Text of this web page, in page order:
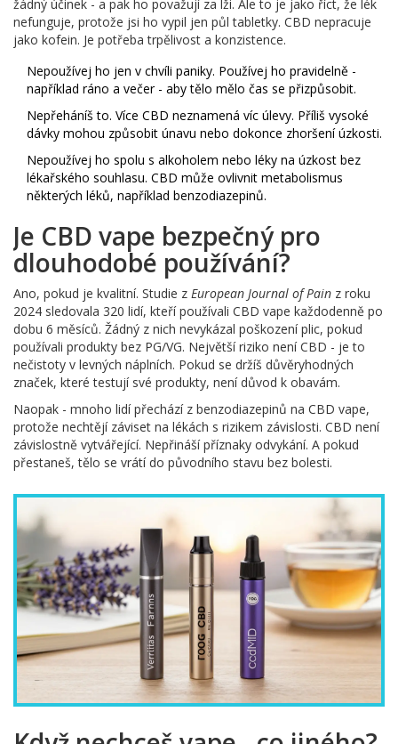
žádný účinek - a pak ho považují za lži. Ale to je jako říct, že lék
nefunguje, protože jsi ho vypil jen půl tabletky. CBD nepracuje
jako kofein. Je potřeba trpělivost a konzistence.
Nepoužívej ho jen v chvíli paniky. Používej ho pravidelně -
například ráno a večer - aby tělo mělo čas se přizpůsobit.
Nepřeháníš to. Více CBD neznamená víc úlevy. Příliš vysoké
dávky mohou způsobit únavu nebo dokonce zhoršení úzkosti.
Nepoužívej ho spolu s alkoholem nebo léky na úzkost bez
lékařského souhlasu. CBD může ovlivnit metabolismus
některých léků, například benzodiazepinů.
Je CBD vape bezpečný pro
dlouhodobé používání?
Ano, pokud je kvalitní. Studie z European Journal of Pain z roku
2024 sledovala 320 lidí, kteří používali CBD vape každodenně po
dobu 6 měsíců. Žádný z nich nevykázal poškození plic, pokud
používali produkty bez PG/VG. Největší riziko není CBD - je to
nečistoty v levných náplních. Pokud se držíš důvěryhodných
značek, které testují své produkty, není důvod k obavám.
Naopak - mnoho lidí přechází z benzodiazepinů na CBD vape,
protože nechtějí záviset na lékách s rizikem závislosti. CBD není
závislostně vytvářející. Nepřináší příznaky odvykání. A pokud
přestaneš, tělo se vrátí do původního stavu bez bolesti.